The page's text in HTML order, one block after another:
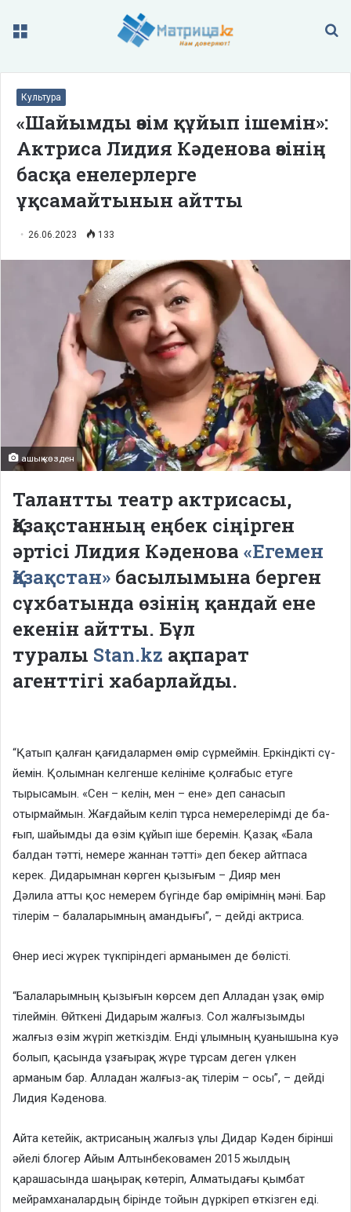
Меню
Культура
«Шайымды өзім құйып ішемін»:
Актриса Лидия Кәденова өзінің
басқа енелерлерге
ұқсамайтынын айтты
26.06.2023 133
ашық көзден
Талантты театр актрисасы,
Қазақстанның еңбек сіңірген
әртісі Лидия Кәденова «Егемен
Қазақстан» басылымына берген
сұхбатында өзінің қандай ене
екенін айтты. Бұл
туралы Stan.kz ақпарат
агенттігі хабарлайды.
“Қатып қалған қағидалар­мен өмір сүрмеймін. Еркіндікті сү­
йемін. Қолымнан келгенше ке­лініме қолғабыс етуге
тырысамын. «Сен – келін, мен – ене» деп санасып
отырмаймын. Жағда­йым ке­ліп тұрса немерелерімді де ­ба­
ғып, шайымды да өзім құйып іше беремін. Қазақ «Бала
балдан тәтті, немере жаннан тәтті» деп бекер айтпаса
керек. Дидарым­нан көр­ген қызығым – Дияр мен
Дәлила ат­ты қос немерем бүгін­де бар өмірі­мнің мәні. Бар
тіле­рім – балаларымның амандығы”, – дейді актриса.
Өнер иесі жүрек түкпіріндегі арманымен де бөлісті.
“Балаларымның қызығын көрсем деп Алладан ұзақ өмір
тілеймін. Өйт­кені Дидарым жалғыз. Сол жалғызымды
жалғыз өзім жү­ріп жеткіздім. Енді ұлымның қуа­нышына куә
болып, қасында ұзағырақ жүре тұрсам деген үлкен
арманым бар. Алладан жалғыз-ақ тілерім – осы”, – дейді
Лидия Кәденова.
Айта кетейік, актрисаның жалғыз ұлы Дидар Кәден бірінші
әйелі блогер Айым Алтынбековамен 2015 жылдың
қарашасында шаңырақ көтеріп, Алматыдағы қымбат
мейрамханалардың бірінде тойын дүркіреп өткізген еді.